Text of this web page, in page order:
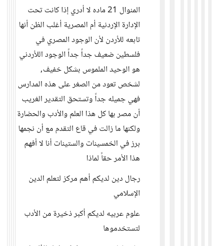
المنوال 21 ماده لا أدري إذا كانت تحت
الإدارة الإردنية أم المصرية أغلب الظن أنها
تابعه للأردن لأن الوجود المصري في
فلسطين ضعيف جداً جداً الوجود اللأردني
هو الوحيد الملموس بشكل خفيف,
لشخص تعود من الصغر على هذه المدارس
فهي جميله جداً وتستحق التقدير الغريب
أن مصر بها كل هذا العلم والأدب والحضارة
ولكنها ما زالت في قاع التقدم مع أن نجمها
برز في الخمسينات والستينات أنا لا أفهم
هذا الأمر حقاً لماذا
رجال دين لديكم أهم مركز لتعلم الدين
الإسلامي
علوم عربيه لديكم أكبر ذخيرة من الأدب
لتستخدموها